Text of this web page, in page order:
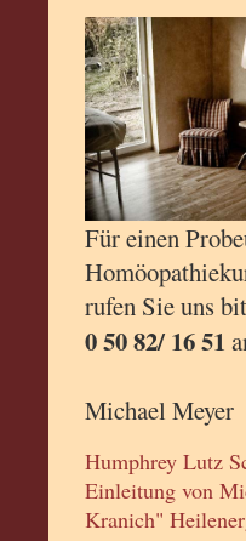
Für einen
rufen Sie uns
0 50 82/ 16 51
Michael Meyer
Humphrey Lutz
Einleitung von
Kranich"